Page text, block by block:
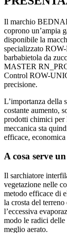
Il marchio
coprono un’ampia
disponibile la
specializzato
barbabietola da
MASTER
Control ROW-
precisione.
L’importanza della
costante aumento,
prodotti chimici per
meccanica sta
efficace,
A cosa serve
Il sarchiatore
vegetazione nelle
metodo efficace di
la crosta del
l’eccessiva
modo le radici
meglio aerato.